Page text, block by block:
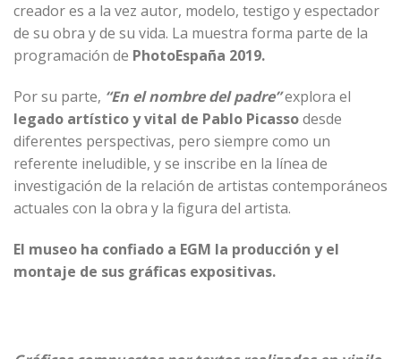
creador es a la vez autor, modelo, testigo y espectador
de su obra y de su vida. La muestra forma parte de la
programación de PhotoEspaña 2019.
Por su parte, “En el nombre del padre”explora el
legado artístico y vital de Pablo Picassodesde
diferentes perspectivas, pero siempre como un
referente ineludible, y se inscribe en la línea de
investigación de la relación de artistas contemporáneos
actuales con la obra y la figura del artista.
El museo ha confiado a EGM la producción y el
montaje de sus gráficas expositivas.